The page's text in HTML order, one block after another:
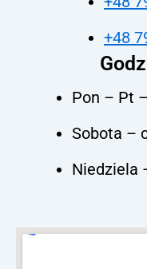
+48
Pon – Pt
Sobota –
Niedziela